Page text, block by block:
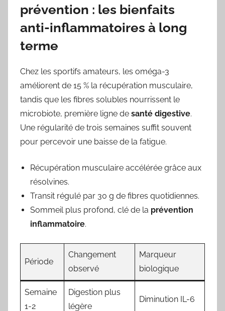
prévention : les bienfaits
anti-inflammatoires à long
terme
Chez les sportifs amateurs, les oméga-3
améliorent de 15 % la récupération musculaire,
tandis que les fibres solubles nourrissent le
microbiote, première ligne de santé digestive.
Une régularité de trois semaines suffit souvent
pour percevoir une baisse de la fatigue.
Récupération musculaire accélérée grâce aux
résolvines.
Transit régulé par 30 g de fibres quotidiennes.
Sommeil plus profond, clé de la prévention
inflammatoire.
Période
Changement
observé
Marqueur
biologique
Semaine
1-2
Digestion plus
légère
Diminution IL-6